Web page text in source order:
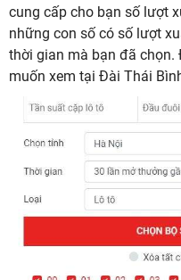
cung cấp cho bạn số lượt
những con số có số lượt
thời gian mà bạn đã chọn.
muốn xem tại Đài Thái